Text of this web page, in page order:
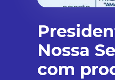
Nossa
com